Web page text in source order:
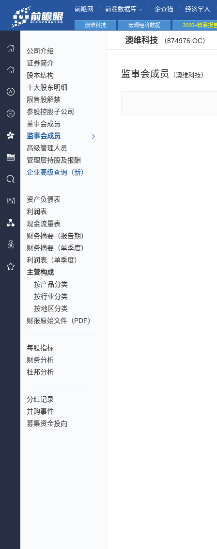
前瞻网 前瞻数据库 企查猫 经济学人
澳维科技 宏观经济数据 3000+精品报
公司介绍
证券简介
股本结构
十大股东明细
限售股解禁
参股控股子公司
董事会成员
监事会成员
高级管理人员
管理层持股及报酬
企业高级查询（新）
资产负债表
利润表
现金流量表
财务摘要（报告期）
财务摘要（单季度）
利润表（单季度）
主营构成
按产品分类
按行业分类
按地区分类
财报原始文件（PDF）
每股指标
财务分析
杜邦分析
分红记录
并购事件
募集资金投向
澳维科技 （874976.OC）
监事会成员 （澳维科技）